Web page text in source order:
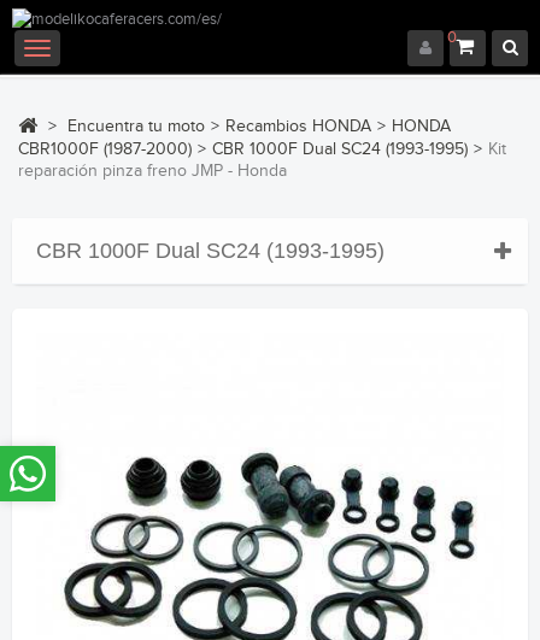
0
Navegación
Toggle
> Encuentra tu moto > Recambios HONDA > HONDA
CBR1000F (1987-2000) > CBR 1000F Dual SC24 (1993-1995) > Kit
reparación pinza freno JMP - Honda
CBR 1000F Dual SC24 (1993-1995)